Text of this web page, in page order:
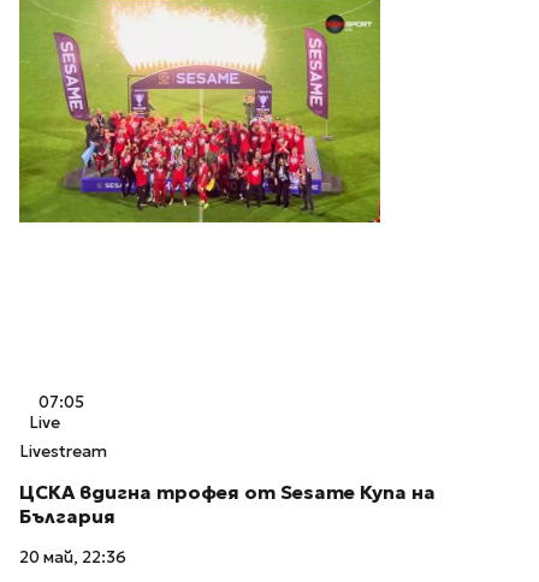
07:05
Live
Livestream
ЦСКА вдигна трофея от Sesame Купа на
България
20 май, 22:36